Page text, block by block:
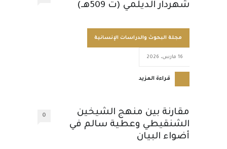
شهردار الديلمي (ت 509هـ)
مجلة البحوث والدراسات الإنسانية
16 مارس، 2026
قراءة المزيد
مقارنة بين منهج الشيخين
الشنقيطي وعطية سالم في
أضواء البيان
0